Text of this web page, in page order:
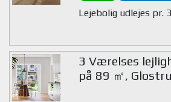
Lejebolig udlejes pr.
3 Værelses
på 89 ㎡,